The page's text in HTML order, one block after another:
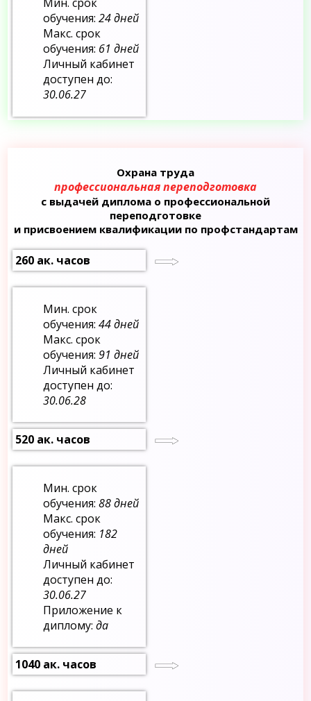
Мин. срок
обучения:24 дней
Макс. срок
обучения: 61 дней
Личный кабинет
доступен до:
30.06.27
Охрана труда
профессиональная переподготовка
с выдачей диплома о профессиональной
переподготовке
и присвоением квалификации по профстандартам
260 ак. часов
Мин. срок
обучения:44 дней
Макс. срок
обучения:91 дней
Личный кабинет
доступен до:
30.06.28
520 ак. часов
Мин. срок
обучения:88 дней
Макс. срок
обучения: 182
дней
Личный кабинет
доступен до:
30.06.27
Приложение к
диплому:да
1040 ак. часов